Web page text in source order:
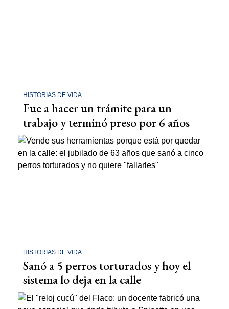
HISTORIAS DE VIDA
Fue a hacer un trámite para un
trabajo y terminó preso por 6 años
HISTORIAS DE VIDA
Sanó a 5 perros torturados y hoy el
sistema lo deja en la calle